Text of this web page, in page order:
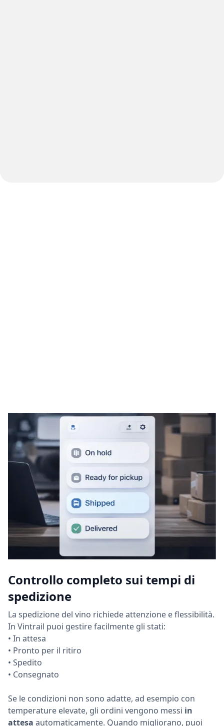
Controllo completo sui tempi di
spedizione
La spedizione del vino richiede attenzione e flessibilità.
In Vintrail puoi gestire facilmente gli stati:
• In attesa
• Pronto per il ritiro
• Spedito
• Consegnato
Se le condizioni non sono adatte, ad esempio con
temperature elevate, gli ordini vengono messi in
attesa automaticamente. Quando migliorano, puoi